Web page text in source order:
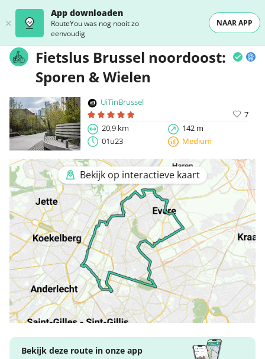
App downloaden
RouteYou was nog nooit zo
eenvoudig
NAAR APP
Fietslus Brussel noordoost:
Sporen & Wielen
UiTinBrussel
7
20,9 km
142 m
01u23
Medium
Bekijk op interactieve kaart
Bekijk deze route in onze app